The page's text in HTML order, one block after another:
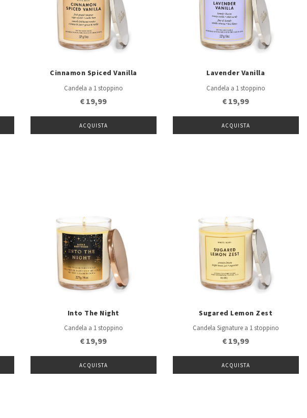
Cinnamon Spiced Vanilla
Candela a 1 stoppino
€ 19,99
ACQUISTA
Lavender Vanilla
Candela a 1 stoppino
€ 19,99
ACQUISTA
Into The Night
Candela a 1 stoppino
€ 19,99
ACQUISTA
Sugared Lemon Zest
Candela Signature a 1 stoppino
€ 19,99
ACQUISTA